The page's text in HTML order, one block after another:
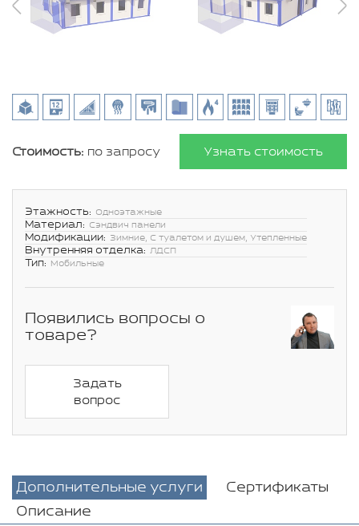
Стоимость: по запросу Узнать стоимость
Этажность: Одноэтажные
Материал: Сэндвич панели
Модификации: Зимние, С туалетом и душем, Утепленные
Внутренняя отделка: ЛДСП
Тип: Мобильные
Появились вопросы о
товаре?
Задать
вопрос
Дополнительные услуги
Сертификаты
Описание